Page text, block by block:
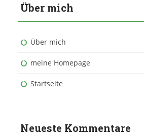
Über mich
Über mich
meine Homepage
Startseite
Neueste Kommentare